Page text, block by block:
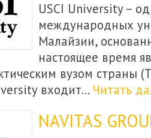
USCI University –
международных
Малайзии,
настоящее время
вузом страны
входит… Читать
NAVITAS